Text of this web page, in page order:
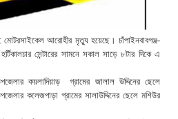
মোটরসাইকেল আরোহীর মৃত্যু হয়েছে। চাঁপাইনবাবগঞ্জ-
সেন্টারের সামনে সকাল সাড়ে ৮টার দিকে এ
কয়লাদিয়াড় গ্রামের জালাল উদ্দিনের ছেলে
কলেজপাড়া গ্রামের সালাউদ্দিনের ছেলে মশিউর